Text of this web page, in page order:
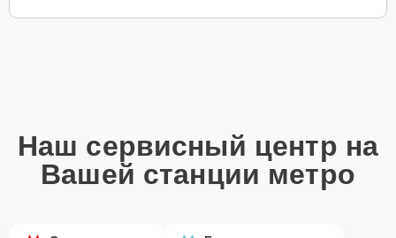
Наш сервисный центр на
Вашей станции метро